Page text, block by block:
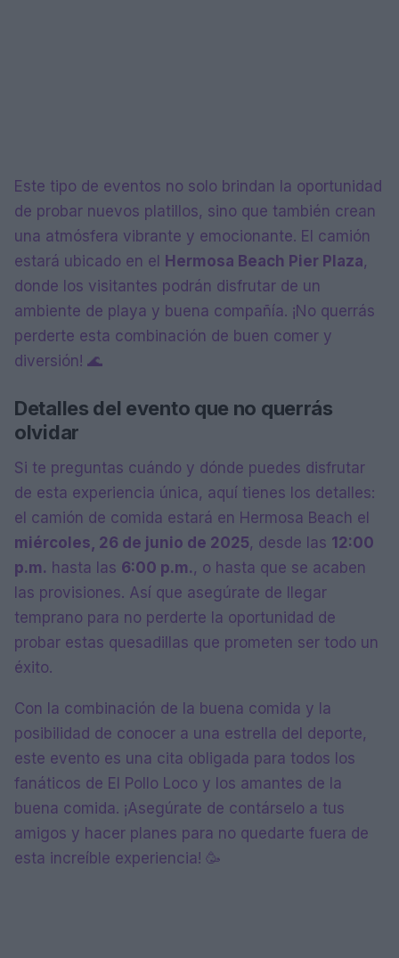
Este tipo de eventos no solo brindan la oportunidad
de probar nuevos platillos, sino que también crean
una atmósfera vibrante y emocionante. El camión
estará ubicado en el
Hermosa Beach Pier Plaza,
donde los visitantes podrán disfrutar de un
ambiente de playa y buena compañía. ¡No querrás
perderte esta combinación de buen comer y
diversión! 🌊
Detalles del evento que no querrás
olvidar
Si te preguntas cuándo y dónde puedes disfrutar
de esta experiencia única, aquí tienes los detalles:
el camión de comida estará en Hermosa Beach el
miércoles, 26 de junio de 2025, desde las 12:00
p.m. hasta las 6:00 p.m. , o hasta que se acaben
las provisiones. Así que asegúrate de llegar
temprano para no perderte la oportunidad de
probar estas quesadillas que prometen ser todo un
éxito.
Con la combinación de la buena comida y la
posibilidad de conocer a una estrella del deporte,
este evento es una cita obligada para todos los
fanáticos de El Pollo Loco y los amantes de la
buena comida. ¡Asegúrate de contárselo a tus
amigos y hacer planes para no quedarte fuera de
esta increíble experiencia! 🥳